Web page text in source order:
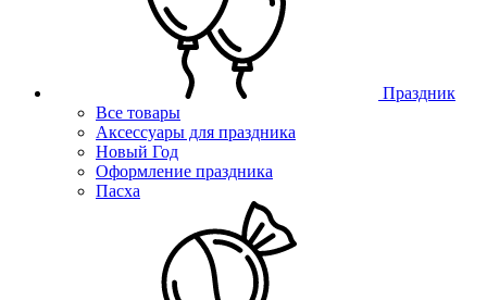
Праздник
Все товары
Аксессуары для праздника
Новый Год
Оформление праздника
Пасха